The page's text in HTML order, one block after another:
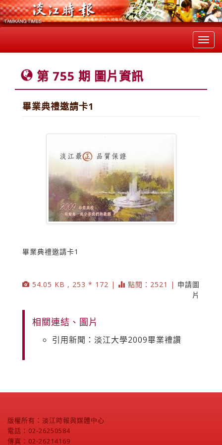
第 755 期 圖片資訊
畢業典禮邀請卡1
畢業典禮邀請卡1
54.05 KB , 253 * 172 | 點閱：2521 | 申請圖
片
相關連結、圖片
引用新聞：淡江大學2009畢業禮讚
版權所有：淡江時報與媒體中心
電話：02-26250584
傳真：02-26214169